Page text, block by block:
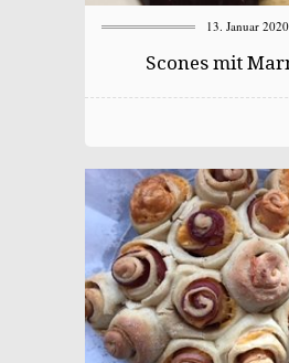
13. Januar 2020
Scones mit